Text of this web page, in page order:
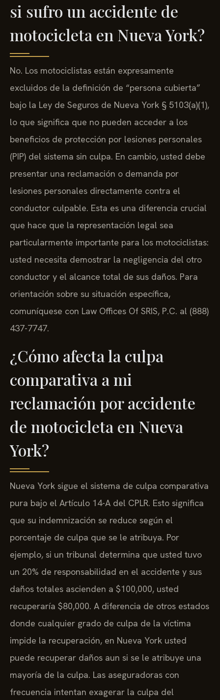
si sufro un accidente de
motocicleta en Nueva York?
No. Los motociclistas están expresamente
excluidos de la definición de “persona cubierta”
bajo la Ley de Seguros de Nueva York § 5103(a)(1),
lo que significa que no pueden acceder a los
beneficios de protección por lesiones personales
(PIP) del sistema sin culpa. En cambio, usted debe
presentar una reclamación o demanda por
lesiones personales directamente contra el
conductor culpable. Esta es una diferencia crucial
que hace que la representación legal sea
particularmente importante para los motociclistas:
usted necesita demostrar la negligencia del otro
conductor y el alcance total de sus daños. Para
orientación sobre su situación específica,
comuníquese con Law Offices Of SRIS, P.C. al (888)
437-7747.
¿Cómo afecta la culpa
comparativa a mi
reclamación por accidente
de motocicleta en Nueva
York?
Nueva York sigue el sistema de culpa comparativa
pura bajo el Artículo 14-A del CPLR. Esto significa
que su indemnización se reduce según el
porcentaje de culpa que se le atribuya. Por
ejemplo, si un tribunal determina que usted tuvo
un 20% de responsabilidad en el accidente y sus
daños totales ascienden a $100,000, usted
recuperaría $80,000. A diferencia de otros estados
donde cualquier grado de culpa de la víctima
impide la recuperación, en Nueva York usted
puede recuperar daños aun si se le atribuye una
mayoría de la culpa. Las aseguradoras con
frecuencia intentan exagerar la culpa del